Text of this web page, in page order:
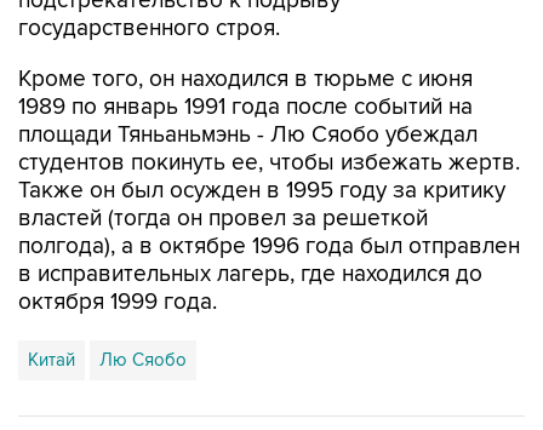
Кроме того, он находился в тюрьме с июня
площади Тяньаньмэнь - Лю Сяобо убеждал
студентов покинуть ее, чтобы избежать жертв.
Также он был осужден в 1995 году за критику
властей (тогда он провел за решеткой
полгода), а в октябре 1996 года был отправлен
в исправительных лагерь, где находился до
октября 1999 года.
Китай Лю Сяобо